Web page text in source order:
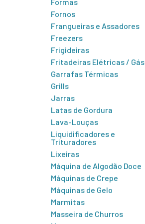
Fornos
Frangueiras e Assadores
Freezers
Frigideiras
Fritadeiras Elétricas / Gás
Garrafas Térmicas
Grills
Jarras
Latas de Gordura
Lava-Louças
Liquidificadores e
Trituradores
Lixeiras
Máquina de Algodão Doce
Máquinas de Crepe
Máquinas de Gelo
Marmitas
Masseira de Churros